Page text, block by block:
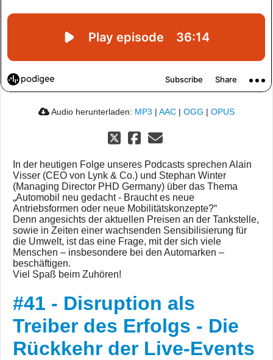
Audio herunterladen: MP3 | AAC | OGG | OPUS
In der heutigen Folge unseres Podcasts sprechen Alain
Visser (CEO von Lynk & Co.) und Stephan Winter
(Managing Director PHD Germany) über das Thema
„Automobil neu gedacht - Braucht es neue
Antriebsformen oder neue Mobilitätskonzepte?“
Denn angesichts der aktuellen Preisen an der Tankstelle,
sowie in Zeiten einer wachsenden Sensibilisierung für
die Umwelt, ist das eine Frage, mit der sich viele
Menschen – insbesondere bei den Automarken –
beschäftigen.
Viel Spaß beim Zuhören!
#41 - Disruption als
Treiber des Erfolgs - Die
Rückkehr der Live-Events